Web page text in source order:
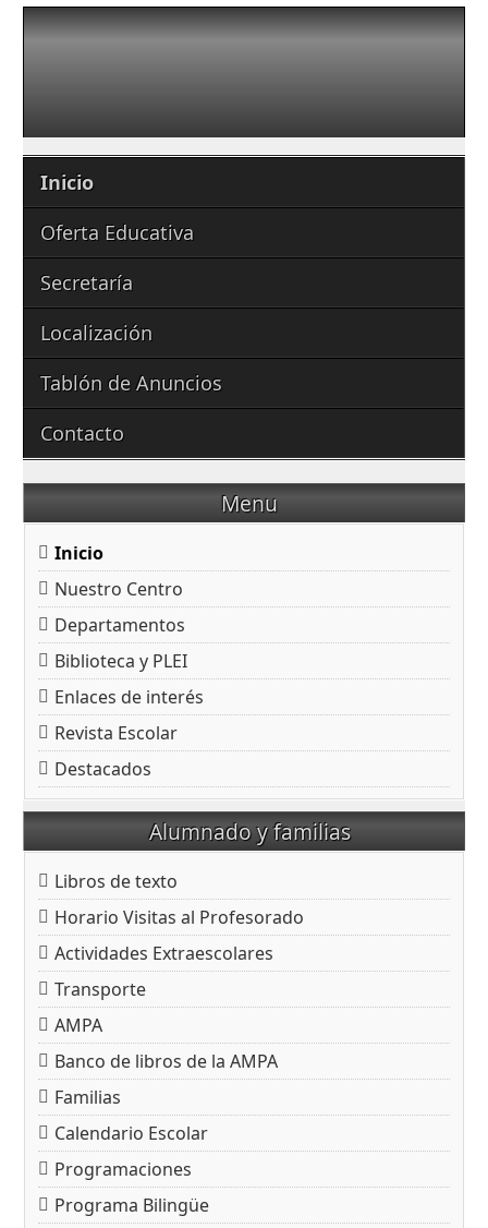
Inicio
Oferta Educativa
Secretaría
Localización
Tablón de Anuncios
Contacto
Menu
Inicio
Nuestro Centro
Departamentos
Biblioteca y PLEI
Enlaces de interés
Revista Escolar
Destacados
Alumnado y familias
Libros de texto
Horario Visitas al Profesorado
Actividades Extraescolares
Transporte
AMPA
Banco de libros de la AMPA
Familias
Calendario Escolar
Programaciones
Programa Bilingüe